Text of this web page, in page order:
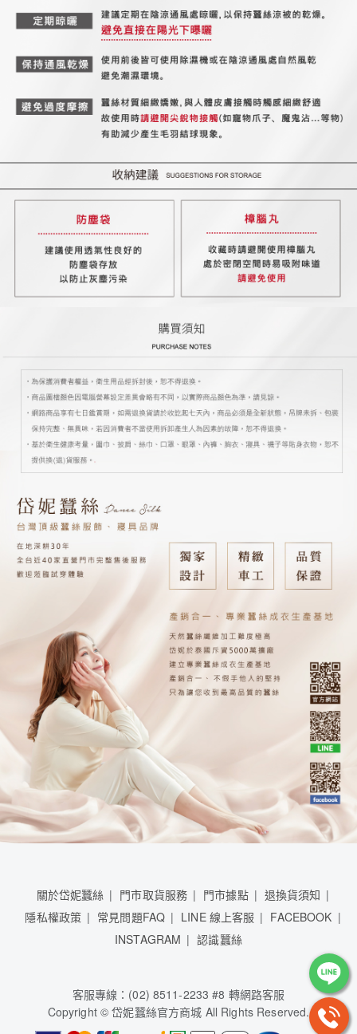
關於岱妮蠶絲 門市取貨服務 門市據點
退換貨須知
隱私權政策
常見問題FAQ LINE 線上客服
FACEBOOK
INSTAGRAM
認識蠶絲
客服專線：(02) 8511-2233 #8 轉網路客服
Copyright © 岱妮蠶絲官方商城 All Rights Reserved.